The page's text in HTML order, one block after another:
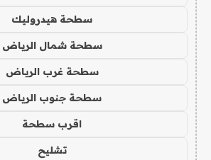
سطحة هيدروليك
سطحة شمال الرياض
سطحة غرب الرياض
سطحة جنوب الرياض
اقرب سطحة
تشليح